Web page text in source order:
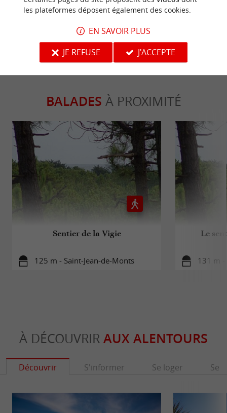
LIRE TOUS LES AVIS
ECRIRE UN AVIS
© Google 2026
BALADES À PROXIMITÉ
Sentier de la Vigie
125 m - Saint-Jean-de-Monts
Le
131 m -
À DÉCOUVRIR AUX ALENTOURS
Découvrir S'informer Se loger Se
les plateformes déposent également des cookies.
EN SAVOIR PLUS
JE REFUSE
J'ACCEPTE